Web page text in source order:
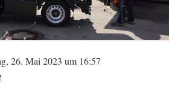
26. Mai 2023 um 16:57